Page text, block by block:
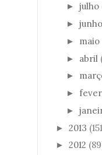
► julho
► junho
► maio
► abril
►
►
►
► 2013
► 2012